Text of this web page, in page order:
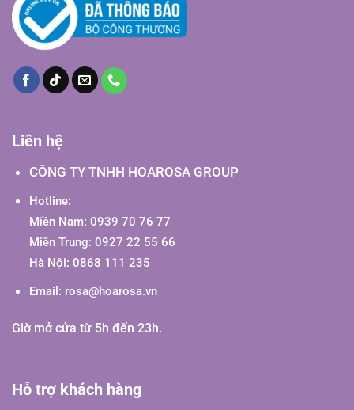
Liên hệ
CÔNG TY TNHH HOAROSA GROUP
Hotline:
Miền Nam: 0939 70 76 77
Miền Trung: 0927 22 55 66
Hà Nội: 0868 111 235
Email: rosa@hoarosa.vn
Giờ mở cửa từ 5h đến 23h.
Hỗ trợ khách hàng